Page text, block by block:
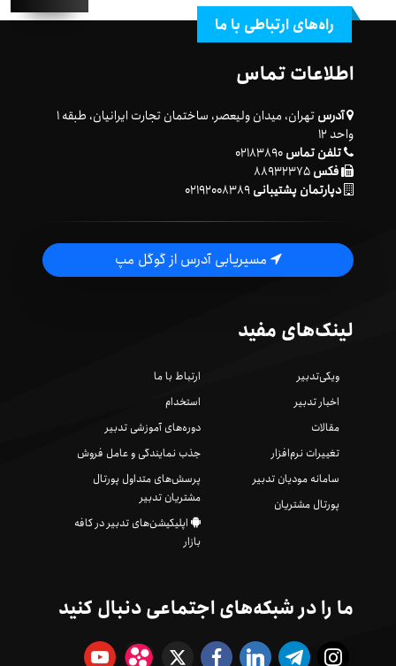
راه‌های ارتباطی با ما
اطلاعات تماس
آدرس
تهران، میدان ولیعصر، ساختمان تجارت ایرانیان، طبقه ۱
واحد ۱۲
تلفن تماس۰۲۱۸۳۸۹۰
فکس۸۸۹۳۲۳۷۵
دپارتمان پشتیبانی۰۲۱۹۲۰۰۸۳۸۹
مسیریابی آدرس از گوگل مپ
لینک‌های مفید
ویکی‌تدبیر
اخبار تدبیر
مقالات
تغییرات نرم‌افزار
سامانه مودیان تدبیر
پورتال مشتریان
ارتباط با ما
استخدام
دوره‌های آموزشی تدبیر
جذب نمایندگی و عامل فروش
پرسش‌های متداول پورتال
مشتریان تدبیر
اپلیکیشن‌های تدبیر در کافه
بازار
ما را در شبکه‌های اجتماعی دنبال کنید